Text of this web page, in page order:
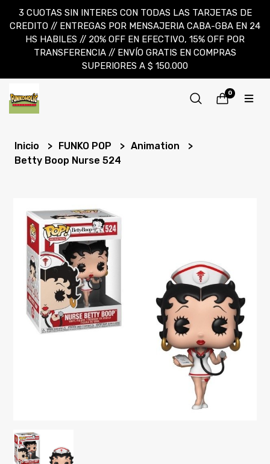
3 CUOTAS SIN INTERES CON TODAS LAS TARJETAS DE
CREDITO // ENTREGAS POR MENSAJERIA CABA-GBA EN 24
HS HABILES // 20% OFF EN EFECTIVO, 15% OFF POR
TRANSFERENCIA // ENVÍO GRATIS EN COMPRAS
SUPERIORES A $ 150.000
0
Inicio FUNKO POP
Animation
Betty Boop Nurse 524